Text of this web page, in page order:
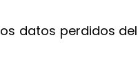
datos perdidos del